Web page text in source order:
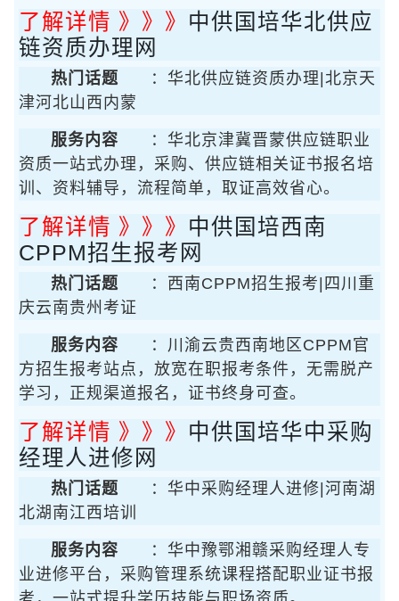
了解详情 》》》 中供国培华北供应
链资质办理网
热门话题
：华北供应链资质办理|北京天
津河北山西内蒙
服务内容
：华北京津冀晋蒙供应链职业
资质一站式办理，采购、供应链相关证书报名培
训、资料辅导，流程简单，取证高效省心。
了解详情 》》》 中供国培西南
CPPM招生报考网
热门话题
：西南CPPM招生报考|四川重
庆云南贵州考证
服务内容
：川渝云贵西南地区CPPM官
方招生报考站点，放宽在职报考条件，无需脱产
学习，正规渠道报名，证书终身可查。
了解详情 》》》 中供国培华中采购
经理人进修网
热门话题
：华中采购经理人进修|河南湖
北湖南江西培训
服务内容
：华中豫鄂湘赣采购经理人专
业进修平台，采购管理系统课程搭配职业证书报